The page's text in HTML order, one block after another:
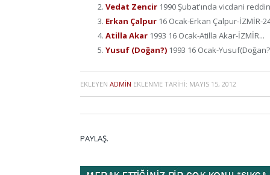
Vedat Zencir 1990 Şubat'ında vicdani
Erkan Çalpur 16 Ocak-Erkan Çalpur-İZMİR-
Atilla Akar 1993 16 Ocak-Atilla Akar-İZMİR...
Yusuf (Doğan?) 1993 16 Ocak-
EKLEYEN ADMIN EKLENME TARIHI: MAYIS 15, 2012
PAYLAŞ.